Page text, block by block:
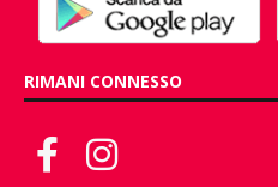
RIMANI CONNESSO